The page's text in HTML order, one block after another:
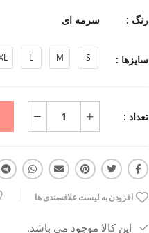
رنگ : سرمه ای
سایزها : S
M
L
تعداد :
افزودن به لیست علاقه‌مندی ها
این کالا موجود می باشد.